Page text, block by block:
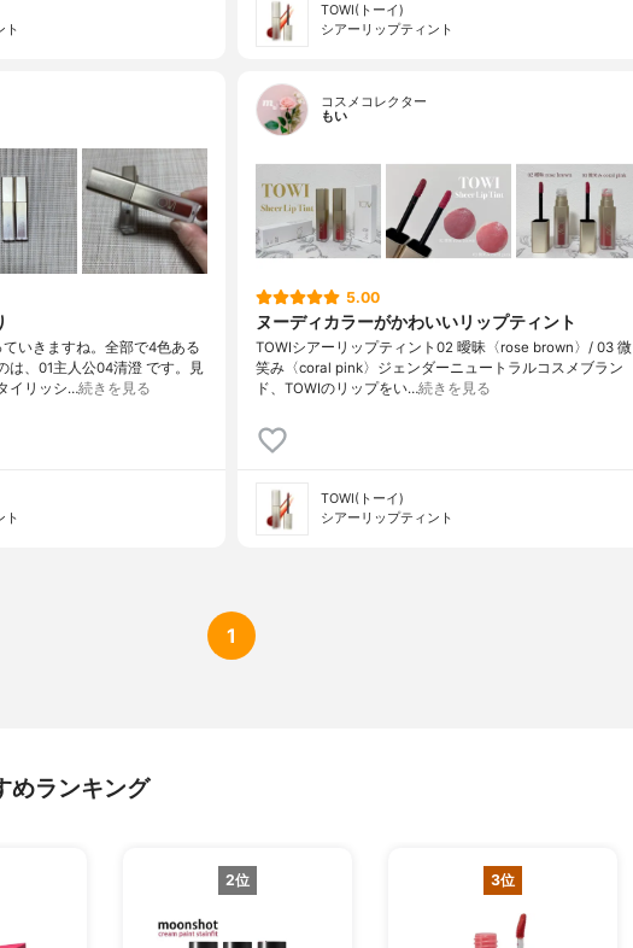
ト
TOWI(トーイ)
シアーリップティント
いきますね。全部で4色ある
は、01主人公04清澄 です。見
イリッシ…続きを見る
ト
コスメコレクター
もい
5.00
ヌーディカラーがかわいいリップティント
TOWIシアーリップティント02 曖昧〈rose brown〉/ 03 微
笑み〈coral pink〉ジェンダーニュートラルコスメブラン
ド、TOWIのリップをい…続きを見る
TOWI(トーイ)
シアーリップティント
1
めランキング
2位 3位